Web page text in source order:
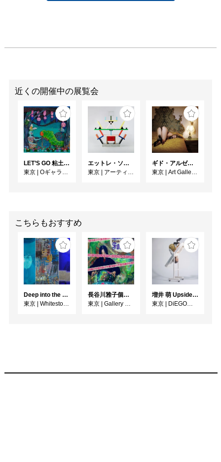
近くの開催中の展覧会
LET’S GO 粘土（クレイ）ジ−
東京
Oギャラリー
エットレ・ソットサス —魔法がはじまるとき、デザインは生まれる
東京
アーティゾン美術館
ギド・アルゼンチーニ写真展 『女性的宇宙』
東京
Art Gallery M84
こちらもおすすめ
Deep into the Blue―蒼の深層へ：木梨アイネ、名坂千吉郎、猪熊克芳
東京
Whitestone Gallery
長谷川雅子個展「終わりなき森の美術館」
東京
Gallery MUMON
増井 萌 Upside-Down
東京
DiEGO表参道